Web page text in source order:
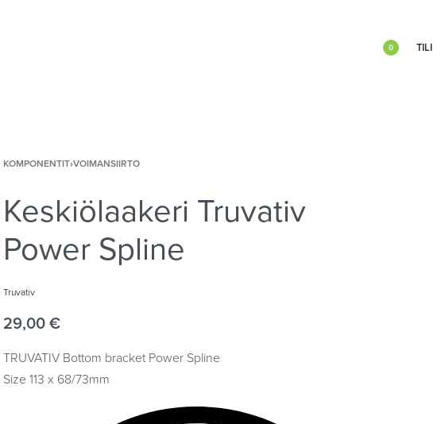
0 TILI
KOMPONENTIT›VOIMANSIIRTO
Keskiölaakeri Truvativ
Power Spline
Truvativ
29,00 €
TRUVATIV Bottom bracket Power Spline
Size 113 x 68/73mm